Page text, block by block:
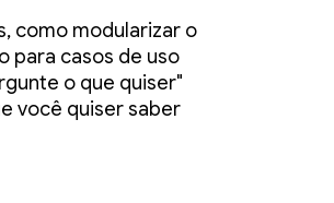
como modularizar o
para casos de uso
o que quiser"
você quiser saber